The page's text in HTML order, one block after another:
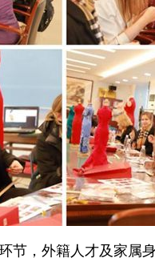
节，外籍人才及家属